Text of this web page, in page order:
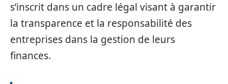
s’inscrit dans un cadre légal visant à garantir
la transparence et la responsabilité des
entreprises dans la gestion de leurs
finances.